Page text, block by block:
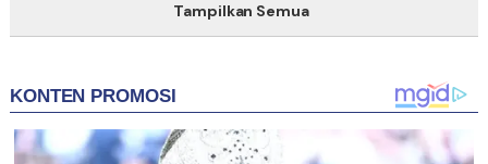
Tampilkan Semua